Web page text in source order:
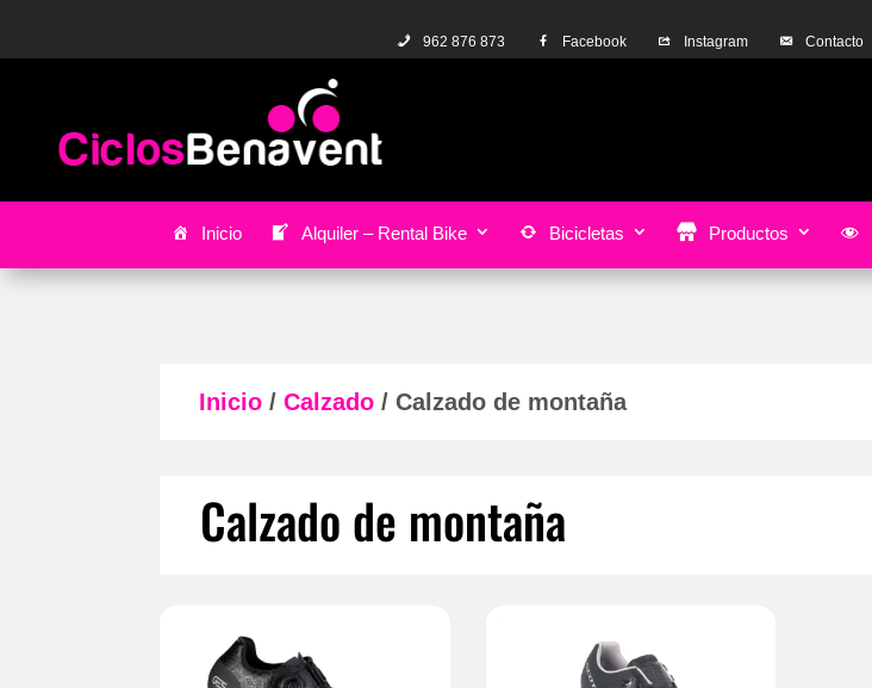
962 876 873 Facebook Instagram Contacto
Inicio Alquiler – Rental Bike Bicicletas Productos
Inicio /Calzado / Calzado de montaña
Calzado de montaña